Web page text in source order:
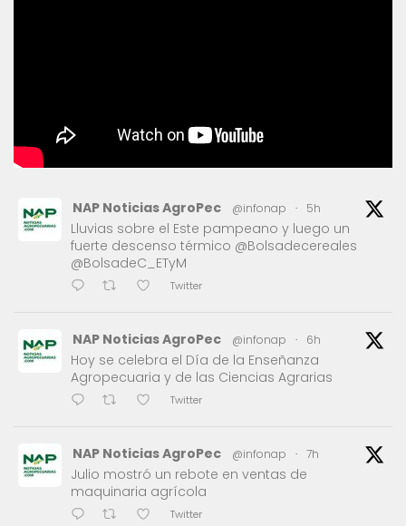
NAP Noticias AgroPec @infonap · 5h
Lluvias sobre el Este pampeano y luego un
fuerte descenso térmico @Bolsadecereales
@BolsadeC_ETyM
Twitter
NAP Noticias AgroPec @infonap · 6h
Hoy se celebra el Día de la Enseñanza
Agropecuaria y de las Ciencias Agrarias
Twitter
NAP Noticias AgroPec @infonap · 7h
Julio mostró un rebote en ventas de
maquinaria agrícola
Twitter